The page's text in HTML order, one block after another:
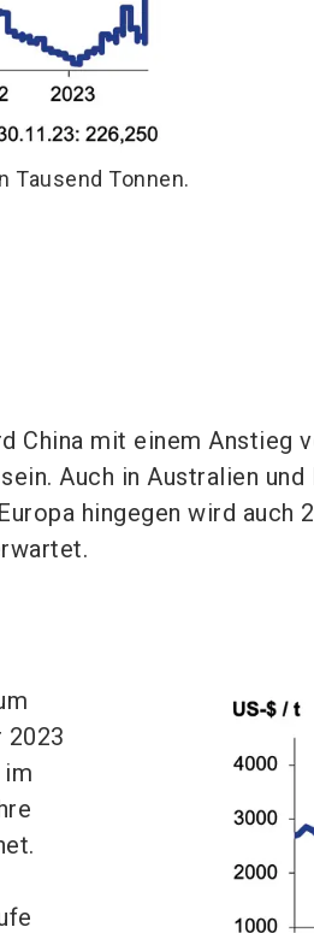
Tausend Tonnen.
China mit einem Anstieg
Auch in Australien
hingegen wird auch
2023
im